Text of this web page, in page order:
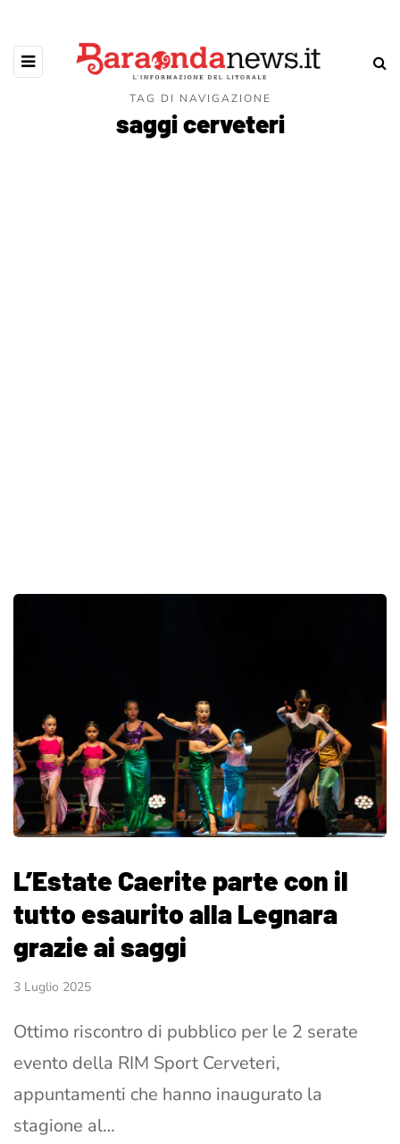
TAG DI NAVIGAZIONE
saggi cerveteri
L’Estate Caerite parte con il
tutto esaurito alla Legnara
grazie ai saggi
3 Luglio 2025
Ottimo riscontro di pubblico per le 2 serate
evento della RIM Sport Cerveteri,
appuntamenti che hanno inaugurato la
stagione al…